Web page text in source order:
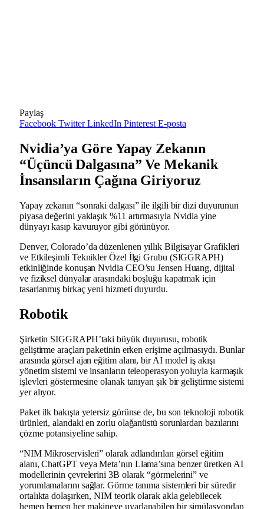
Paylaş
Facebook Twitter LinkedIn Pinterest E-posta
Nvidia’ya Göre Yapay Zekanın
“Üçüncü Dalgasına” Ve Mekanik
İnsansıların Çağına Giriyoruz
Yapay zekanın “sonraki dalgası” ile ilgili bir dizi duyurunun
piyasa değerini yaklaşık %11 artırmasıyla Nvidia yine
dünyayı kasıp kavuruyor gibi görünüyor.
Denver, Colorado’da düzenlenen yıllık Bilgisayar Grafikleri
ve Etkileşimli Teknikler Özel İlgi Grubu (SIGGRAPH)
etkinliğinde konuşan Nvidia CEO’su Jensen Huang, dijital
ve fiziksel dünyalar arasındaki boşluğu kapatmak için
tasarlanmış birkaç yeni hizmeti duyurdu.
Robotik
Şirketin SIGGRAPH’taki büyük duyurusu, robotik
geliştirme araçları paketinin erken erişime açılmasıydı. Bunlar
arasında görsel ajan eğitim alanı, bir AI model iş akışı
yönetim sistemi ve insanların teleoperasyon yoluyla karmaşık
işlevleri göstermesine olanak tanıyan şık bir geliştirme sistemi
yer alıyor.
Paket ilk bakışta yetersiz görünse de, bu son teknoloji robotik
ürünleri, alandaki en zorlu olağanüstü sorunlardan bazılarını
çözme potansiyeline sahip.
“NIM Mikroservisleri” olarak adlandırılan görsel eğitim
alanı, ChatGPT veya Meta’nın Llama’sına benzer üretken AI
modellerinin çevrelerini 3B olarak “görmelerini” ve
yorumlamalarını sağlar. Görme tanıma sistemleri bir süredir
ortalıkta dolaşırken, NIM teorik olarak akla gelebilecek
hemen hemen her makineye uyarlanabilen bir simülasyondan